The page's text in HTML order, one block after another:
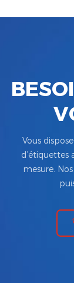
Vous
d’étiquettes
mesure.